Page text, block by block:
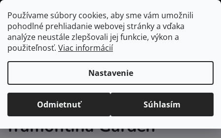
Používame súbory cookies, aby sme vám umožnili
pohodlné prehliadanie webovej stránky a vďaka
analýze neustále zlepšovali jej funkcie, výkon a
použiteľnosť. Viac informácií
Nastavenie
Odmietnuť Súhlasím
Prejsť
na
obsah
Hľadať
Domov
/ Domácnosť / Záhrada / Heureka.sk | Dielňa, stavba, záhrada
| Náradie pre dielňu a záhradu | Záhradné náradie a technika
| Záhradné náradie | Záhradnícke nožnice | Záhradné nožnice
Profesionálne záhradné
nožnice ovocinárske 20cm
Tramontina Garden